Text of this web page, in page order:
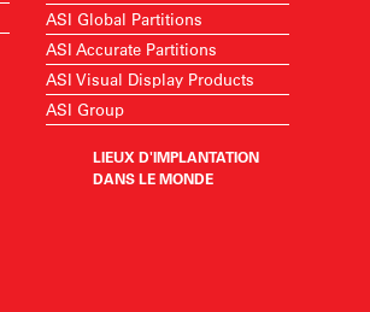
ASI Global Partitions
ASI Accurate Partitions
ASI Visual Display Products
ASI Group
LIEUX D'IMPLANTATION
DANS LE MONDE